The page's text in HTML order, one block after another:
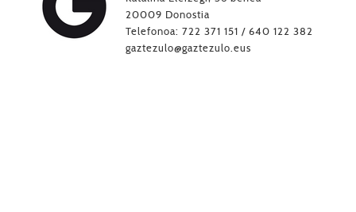
20009 Donostia
Telefonoa: 722 371 151 / 640 122 382
gaztezulo@gaztezulo.eus